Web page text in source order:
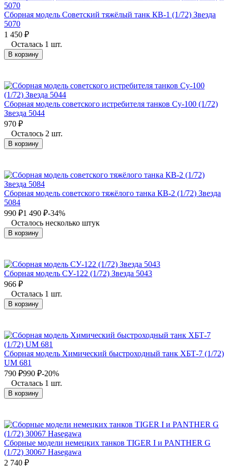
Сборная модель Советский тяжёлый танк КВ-1 (1/72) Звезда
5070
1 450 ₽
Осталась 1 шт.
В корзину
Сборная модель советского истребителя танков Су-100 (1/72)
Звезда 5044
970 ₽
Осталось 2 шт.
В корзину
Сборная модель советского тяжёлого танка КВ-2 (1/72) Звезда
5084
990 ₽1 490 ₽-34%
Осталось несколько штук
В корзину
Сборная модель СУ-122 (1/72) Звезда 5043
966 ₽
Осталась 1 шт.
В корзину
Сборная модель Химический быстроходный танк ХБТ-7 (1/72)
UM 681
790 ₽990 ₽-20%
Осталась 1 шт.
В корзину
Сборные модели немецких танков TIGER I и PANTHER G
(1/72) 30067 Hasegawa
2 740 ₽